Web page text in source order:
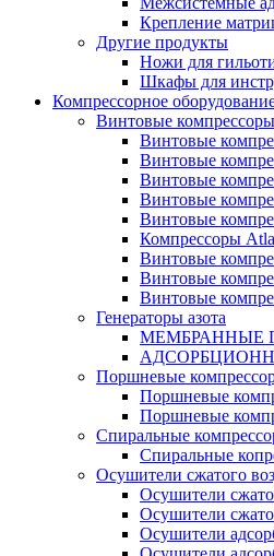
Крепление
Другие продукты
Ножи для
Шкафы для
Компрессорное
Винтовые компрессоры
Винтовые
Винтовые
Винтовые
Винтовые
Винтовые
Компрессоры
Винтовые
Винтовые
Винтовые
Генераторы азота
МЕМБРАННЫЕ
Поршневые
Поршневые
Поршневые
Спиральные
Спиральные
Осушители сжатого
Осушители
Осушители
Осушители